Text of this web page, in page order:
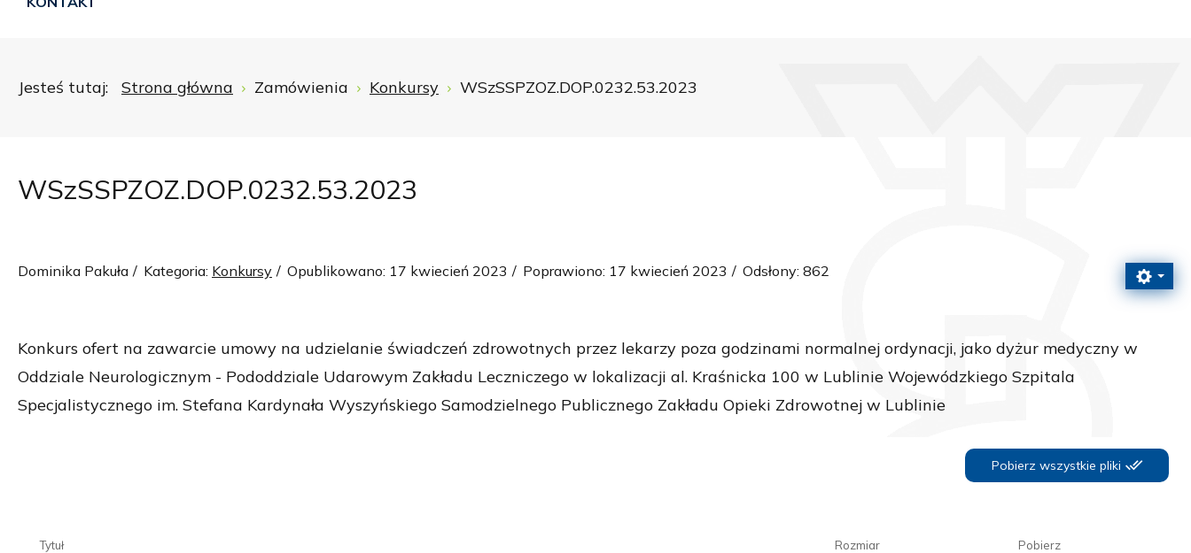
Jesteś tutaj: Strona główna Zamówienia Konkursy WSzSSPZOZ.DOP.0232.53.2023
WSzSSPZOZ.DOP.0232.53.2023
Dominika Pakuła Kategoria: Konkursy Opublikowano: 17 kwiecień 2023 Poprawiono: 17 kwiecień 2023 Odsłony: 862
Konkurs ofert na zawarcie umowy na udzielanie świadczeń zdrowotnych przez lekarzy poza godzinami normalnej ordynacji, jako dyżur medyczny w
Oddziale Neurologicznym - Pododdziale Udarowym Zakładu Leczniczego w lokalizacji al. Kraśnicka 100 w Lublinie Wojewódzkiego Szpitala
Specjalistycznego im. Stefana Kardynała Wyszyńskiego Samodzielnego Publicznego Zakładu Opieki Zdrowotnej w Lublinie
Pobierz wszystkie pliki
Tytuł Rozmiar Pobierz